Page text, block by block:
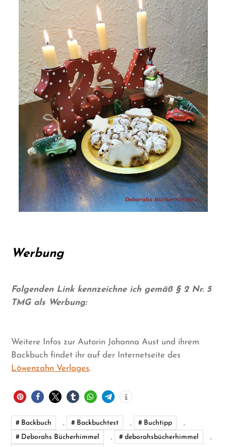
Werbung
Folgenden Link kennzeichne ich gemäß § 2 Nr. 5
TMG als Werbung:
Weitere Infos zur Autorin Johanna Aust und ihrem
Backbuch findet ihr auf der Internetseite des
Löwenzahn Verlages.
Backbuch , Backbuchtest , Buchtipp
,
Deborahs Bücherhimmel
, deborahsbücherhimmel
,